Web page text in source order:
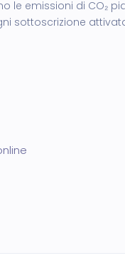
le emissioni di CO₂
sottoscrizione